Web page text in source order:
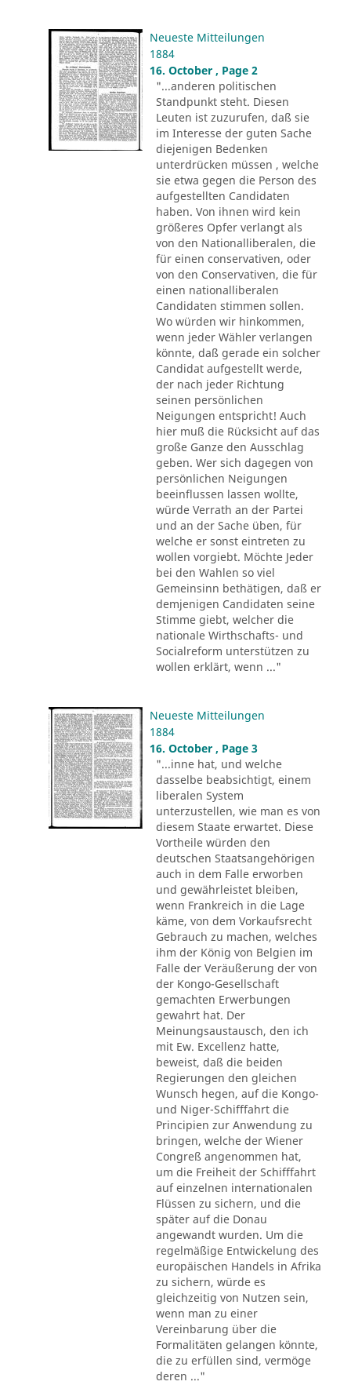
Neueste Mitteilungen
1884
16. October , Page 2
"...anderen politischen
Standpunkt steht. Diesen
Leuten ist zuzurufen, daß sie
im Interesse der guten Sache
diejenigen Bedenken
unterdrücken müssen , welche
sie etwa gegen die Person des
aufgestellten Candidaten
haben. Von ihnen wird kein
größeres Opfer verlangt als
von den Nationalliberalen, die
für einen conservativen, oder
von den Conservativen, die für
einen nationalliberalen
Candidaten stimmen sollen.
Wo würden wir hinkommen,
wenn jeder Wähler verlangen
könnte, daß gerade ein solcher
Candidat aufgestellt werde,
der nach jeder Richtung
seinen persönlichen
Neigungen entspricht! Auch
hier muß die Rücksicht auf das
große Ganze den Ausschlag
geben. Wer sich dagegen von
persönlichen Neigungen
beeinflussen lassen wollte,
würde Verrath an der Partei
und an der Sache üben, für
welche er sonst eintreten zu
wollen vorgiebt. Möchte Jeder
bei den Wahlen so viel
Gemeinsinn bethätigen, daß er
demjenigen Candidaten seine
Stimme giebt, welcher die
nationale Wirthschafts- und
Socialreform unterstützen zu
wollen erklärt, wenn ..."
Neueste Mitteilungen
1884
16. October , Page 3
"...inne hat, und welche
dasselbe beabsichtigt, einem
liberalen System
unterzustellen, wie man es von
diesem Staate erwartet. Diese
Vortheile würden den
deutschen Staatsangehörigen
auch in dem Falle erworben
und gewährleistet bleiben,
wenn Frankreich in die Lage
käme, von dem Vorkaufsrecht
Gebrauch zu machen, welches
ihm der König von Belgien im
Falle der Veräußerung der von
der Kongo-Gesellschaft
gemachten Erwerbungen
gewahrt hat. Der
Meinungsaustausch, den ich
mit Ew. Excellenz hatte,
beweist, daß die beiden
Regierungen den gleichen
Wunsch hegen, auf die Kongo-
und Niger-Schifffahrt die
Principien zur Anwendung zu
bringen, welche der Wiener
Congreß angenommen hat,
um die Freiheit der Schifffahrt
auf einzelnen internationalen
Flüssen zu sichern, und die
später auf die Donau
angewandt wurden. Um die
regelmäßige Entwickelung des
europäischen Handels in Afrika
zu sichern, würde es
gleichzeitig von Nutzen sein,
wenn man zu einer
Vereinbarung über die
Formalitäten gelangen könnte,
die zu erfüllen sind, vermöge
deren ..."